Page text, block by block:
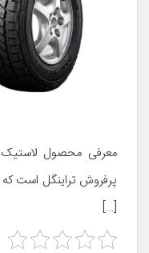
پرفروش تراینگل است
[…]